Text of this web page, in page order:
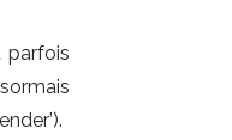
parfois